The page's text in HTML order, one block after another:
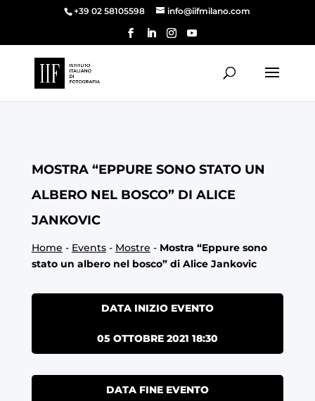
+39 02 58105598 info@iifmilano.com
MOSTRA “EPPURE SONO STATO UN
ALBERO NEL BOSCO” DI ALICE
JANKOVIC
Home - Events- Mostre - Mostra “Eppure sono
stato un albero nel bosco” di Alice Jankovic
DATA INIZIO EVENTO
05 OTTOBRE 2021 18:30
DATA FINE EVENTO